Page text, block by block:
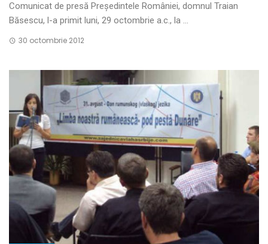
Comunicat de presă Președintele României, domnul Traian
Băsescu, l-a primit luni, 29 octombrie a.c., la ...
30 octombrie 2012